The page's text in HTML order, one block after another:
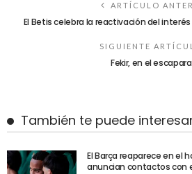
ARTÍCULO
El Betis celebra la reactivación del interés
SIGUIENTE
Fekir, en el
También te puede
El Barça reaparece en el
anuncian contactos con